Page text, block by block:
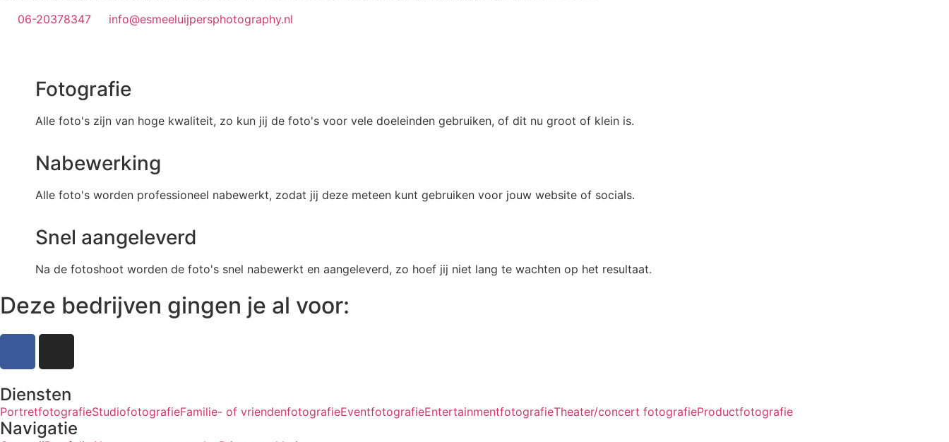
06-20378347
info@esmeeluijpersphotography.nl
Fotografie
Alle foto's zijn van hoge kwaliteit, zo kun jij de foto's voor vele doeleinden gebruiken, of dit nu groot of klein is.
Nabewerking
Alle foto's worden professioneel nabewerkt, zodat jij deze meteen kunt gebruiken voor jouw website of socials.
Snel aangeleverd
Na de fotoshoot worden de foto's snel nabewerkt en aangeleverd, zo hoef jij niet lang te wachten op het resultaat.
Deze bedrijven gingen je al voor:
Diensten
PortretfotografieStudiofotografieFamilie- of vriendenfotografieEventfotografieEntertainmentfotografieTheater/concert fotografieProductfotografie
Navigatie